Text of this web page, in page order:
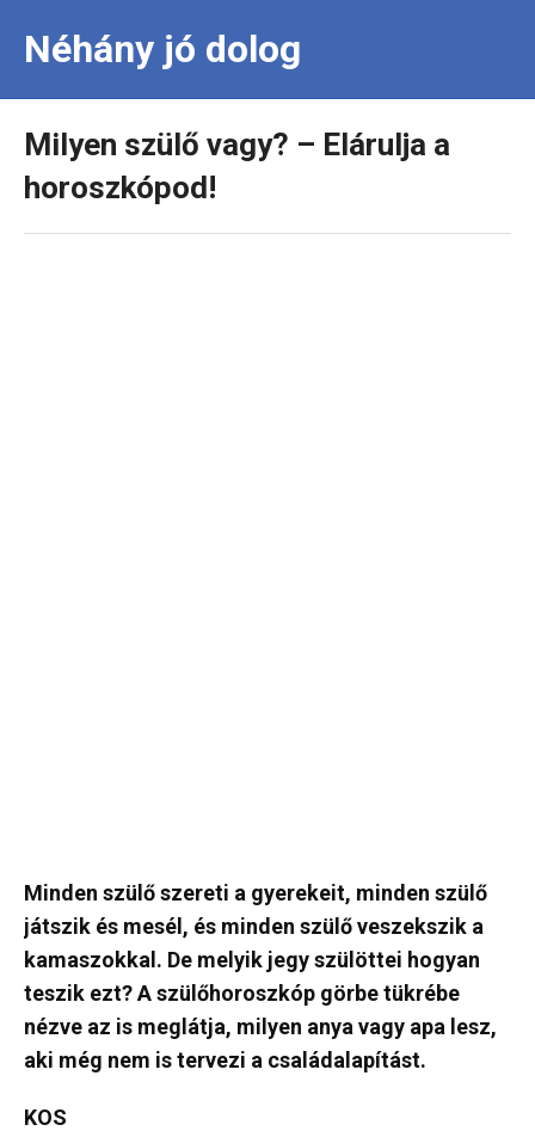
Néhány jó dolog
Milyen szülő vagy? – Elárulja a
horoszkópod!
Minden szülő szereti a gyerekeit, minden szülő
játszik és mesél, és minden szülő veszekszik a
kamaszokkal. De melyik jegy szülöttei hogyan
teszik ezt? A szülőhoroszkóp görbe tükrébe
nézve az is meglátja, milyen anya vagy apa lesz,
aki még nem is tervezi a családalapítást.
KOS